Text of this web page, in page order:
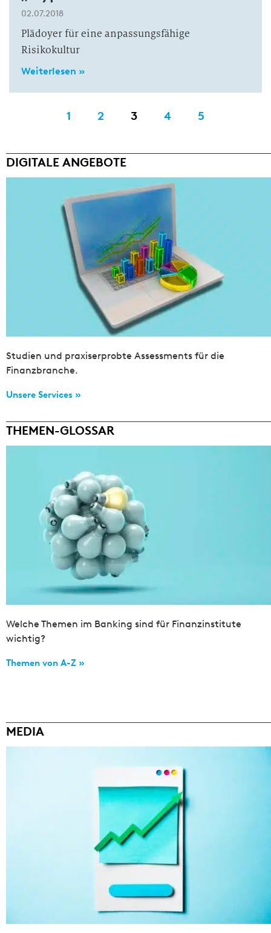
02.07.2018
Plädoyer für eine anpassungsfähige
Risikokultur
Weiterlesen »
1 2 3 4 5
DIGITALE ANGEBOTE
Studien und praxiserprobte Assessments für die
Finanzbranche.
Unsere Services »
THEMEN-GLOSSAR
Welche Themen im Banking sind für Finanzinstitute
wichtig?
Themen von A-Z »
MEDIA